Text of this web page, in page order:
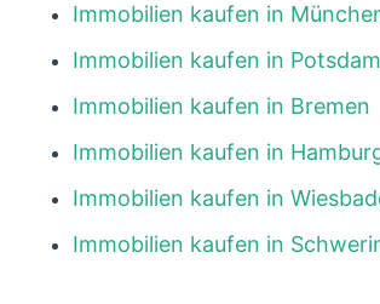
Immobilien kaufen in
Immobilien kaufen in Potsdam
Immobilien kaufen in Bremen
Immobilien kaufen in
Immobilien kaufen in
Immobilien kaufen in